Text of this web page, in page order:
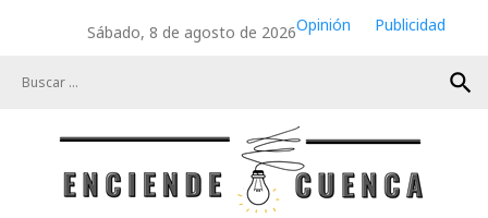
Sábado, 8 de agosto de 2026Opinión
Publicidad
search